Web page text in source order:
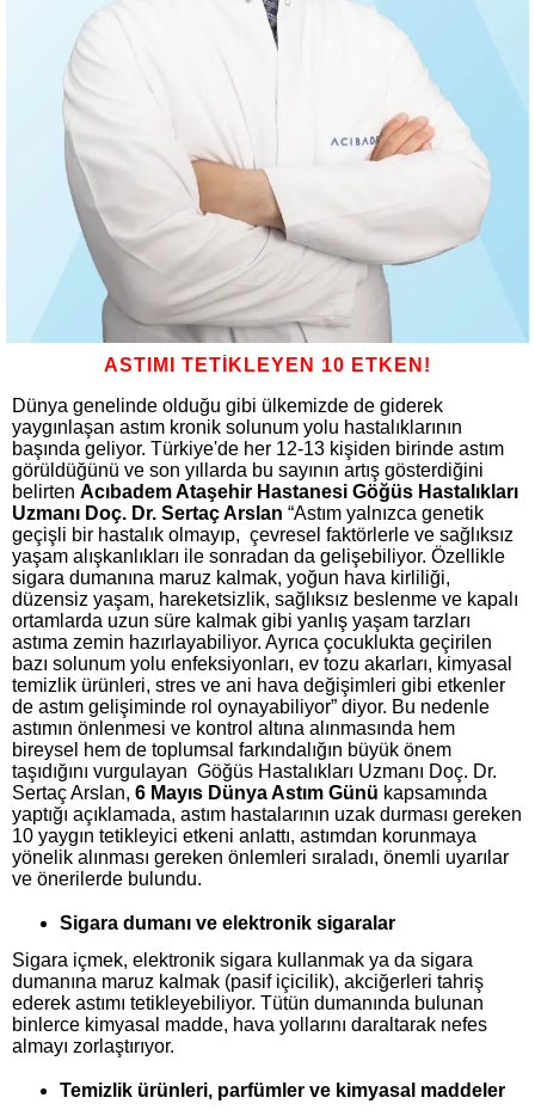
ASTIMI TETİKLEYEN 10 ETKEN!
Dünya genelinde olduğu gibi ülkemizde de giderek
yaygınlaşan astım kronik solunum yolu hastalıklarının
başında geliyor. Türkiye'de her 12-13 kişiden birinde astım
görüldüğünü ve son yıllarda bu sayının artış gösterdiğini
belirten Acıbadem Ataşehir Hastanesi Göğüs Hastalıkları
Uzmanı Doç. Dr. Sertaç Arslan “Astım yalnızca genetik
geçişli bir hastalık olmayıp, çevresel faktörlerle ve sağlıksız
yaşam alışkanlıkları ile sonradan da gelişebiliyor. Özellikle
sigara dumanına maruz kalmak, yoğun hava kirliliği,
düzensiz yaşam, hareketsizlik, sağlıksız beslenme ve kapalı
ortamlarda uzun süre kalmak gibi yanlış yaşam tarzları
astıma zemin hazırlayabiliyor. Ayrıca çocuklukta geçirilen
bazı solunum yolu enfeksiyonları, ev tozu akarları, kimyasal
temizlik ürünleri, stres ve ani hava değişimleri gibi etkenler
de astım gelişiminde rol oynayabiliyor” diyor. Bu nedenle
astımın önlenmesi ve kontrol altına alınmasında hem
bireysel hem de toplumsal farkındalığın büyük önem
taşıdığını vurgulayan Göğüs Hastalıkları Uzmanı Doç. Dr.
Sertaç Arslan, 6 Mayıs Dünya Astım Günü kapsamında
yaptığı açıklamada, astım hastalarının uzak durması gereken
10 yaygın tetikleyici etkeni anlattı, astımdan korunmaya
yönelik alınması gereken önlemleri sıraladı, önemli uyarılar
ve önerilerde bulundu.
Sigara dumanı ve elektronik sigaralar
Sigara içmek, elektronik sigara kullanmak ya da sigara
dumanına maruz kalmak (pasif içicilik), akciğerleri tahriş
ederek astımı tetikleyebiliyor. Tütün dumanında bulunan
binlerce kimyasal madde, hava yollarını daraltarak nefes
almayı zorlaştırıyor.
Temizlik ürünleri, parfümler ve kimyasal maddeler